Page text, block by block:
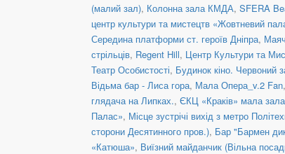
(малий зал), Колонна зала КМДА, SFERA
центр культури та мистецтв «Жовтневий
Середина платформи ст. героїв Дніпра,
стрільців, Regent Hill, Центр Культури та
Театр Особистості, Будинок кіно. Червоний
Відьма бар - Лиса гора, Мала Опера_v.2 Fan,
глядача на Липках., ЄКЦ «Краків» мала
Палас», Місце зустрічі вихід з метро
сторони Десятинного пров.), Бар "Бармен
«Катюша», Виїзний майданчик (Вільна